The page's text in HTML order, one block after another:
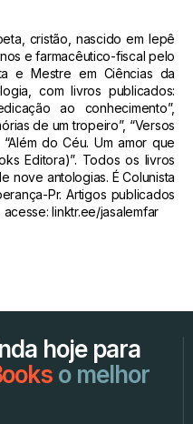
cristão, nascido em Iepê
e farmacêutico-fiscal pelo
e Mestre em Ciências da
com livros publicados:
ao conhecimento”,
de um tropeiro”, “Versos
do Céu. Um amor que
Editora)”. Todos os livros
nove antologias. É Colunista
Pr. Artigos publicados
linktr.ee/jasalemfar
hoje para
o melhor